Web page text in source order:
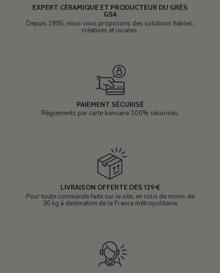
EXPERT CÉRAMIQUE ET PRODUCTEUR DU GRÈS
GSA
Depuis 1985, nous vous proposons des solutions fiables,
créatives et locales.
PAIEMENT SÉCURISÉ
Règlements par carte bancaire 100% sécurisés.
LIVRAISON OFFERTE DÈS 129 €
Pour toute commande faite sur le site, en colis de moins de
30 kg à destination de la France métropolitaine